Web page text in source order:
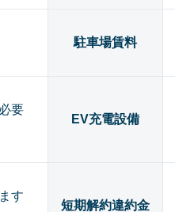
駐車場賃料
要
EV充電設備
す
短期解約違約金